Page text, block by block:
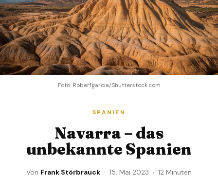
Foto: Roberfgarcia/Shutterstock.com
SPANIEN
Navarra – das
unbekannte Spanien
Von Frank Störbrauck · 15. Mai 2023 · 12 Minuten